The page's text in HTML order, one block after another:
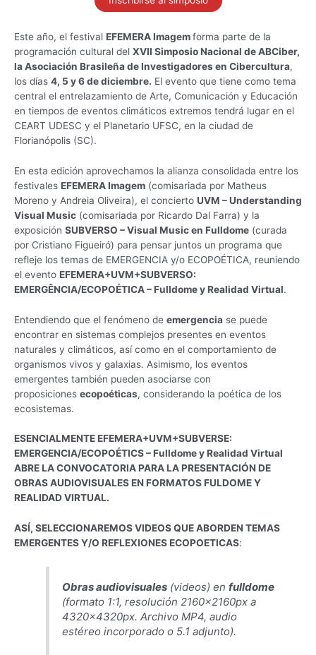
Este año, el festival EFEMERA Imagemforma parte de la
programación cultural del XVII Simposio Nacional de ABCiber,
la Asociación Brasileña de Investigadores en Cibercultura,
los días 4, 5 y 6 de diciembre. El evento que tiene como tema
central el entrelazamiento de Arte, Comunicación y Educación
en tiempos de eventos climáticos extremos tendrá lugar en el
CEART UDESC y el Planetario UFSC, en la ciudad de
Florianópolis (SC).
En esta edición aprovechamos la alianza consolidada entre los
festivales EFEMERA Imagem (comisariada por Matheus
Moreno y Andreia Oliveira), el concierto UVM – Understanding
Visual Music (comisariada por Ricardo Dal Farra) y la
exposición SUBVERSO – Visual Music en Fulldome (curada
por Cristiano Figueiró) para pensar juntos un programa que
refleje los temas de EMERGENCIA y/o ECOPOÉTICA, reuniendo
el evento EFEMERA+UVM+SUBVERSO:
EMERGÊNCIA/ECOPOÉTICA – Fulldome y Realidad Virtual.
Entendiendo que el fenómeno de emergencia se puede
encontrar en sistemas complejos presentes en eventos
naturales y climáticos, así como en el comportamiento de
organismos vivos y galaxias. Asimismo, los eventos
emergentes también pueden asociarse con
proposiciones ecopoéticas, considerando la poética de los
ecosistemas.
ESENCIALMENTE EFEMERA+UVM+SUBVERSE:
EMERGENCIA/ECOPOÉTICS – Fulldome y Realidad Virtual
ABRE LA CONVOCATORIA PARA LA PRESENTACIÓN DE
OBRAS AUDIOVISUALES EN FORMATOS FULDOME Y
REALIDAD VIRTUAL.
ASÍ, SELECCIONAREMOS VIDEOS QUE ABORDEN TEMAS
EMERGENTES Y/O REFLEXIONES ECOPOETICAS:
Obras audiovisuales (videos) enfulldome
(formato 1:1, resolución 2160x2160px a
4320x4320px. Archivo MP4, audio
estéreo incorporado o 5.1 adjunto).